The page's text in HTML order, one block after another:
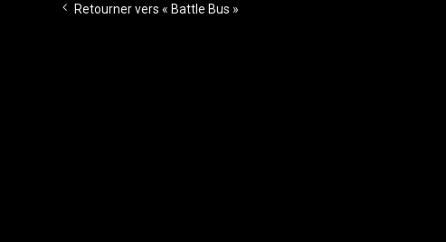
Retourner vers « Battle Bus »